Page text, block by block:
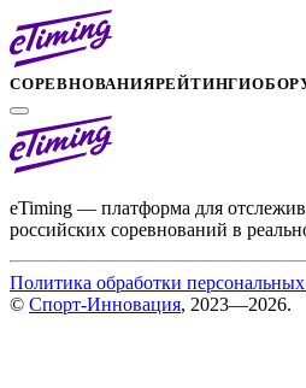
СОРЕВНОВАНИЯРЕЙТИНГИ
eTiming — платформа для
российских соревнований в
Политика обработки
© Спорт-Инновация, 2023—2026.